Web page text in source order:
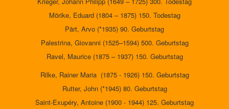
Mörike, Eduard (1804 – 1875) 150. Todestag
Pärt, Arvo (*1935) 90. Geburtstag
Palestrina, Giovanni (1525–1594) 500. Geburtstag
Ravel, Maurice (1875 – 1937) 150. Geburtstag
Rilke, Rainer Maria (1875 - 1926) 150. Geburtstag
Rutter, John (*1945) 80. Geburtstag
Saint-Exupéry, Antoine (1900 - 1944) 125. Geburtstag